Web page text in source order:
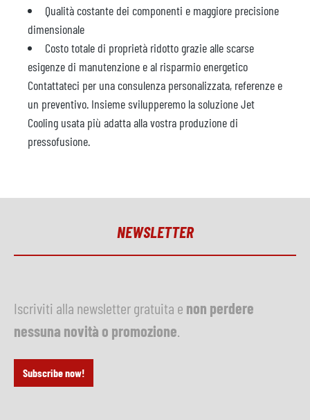
Qualità costante dei componenti e maggiore precisione
dimensionale
Costo totale di proprietà ridotto grazie alle scarse
esigenze di manutenzione e al risparmio energetico
Contattateci per una consulenza personalizzata, referenze e
un preventivo. Insieme svilupperemo la soluzione Jet
Cooling usata più adatta alla vostra produzione di
pressofusione.
NEWSLETTER
Iscriviti alla newsletter gratuita e non perdere
nessuna novità o promozione
Subscribe now!